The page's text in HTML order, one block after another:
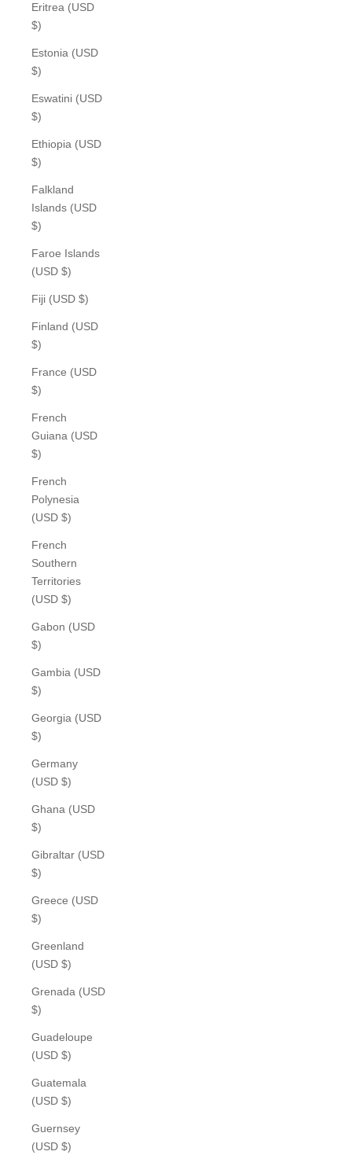
Eritrea (USD
$)
Estonia (USD
$)
Eswatini (USD
$)
Ethiopia (USD
$)
Falkland
Islands (USD
$)
Faroe Islands
(USD $)
Fiji (USD $)
Finland (USD
$)
France (USD
$)
French
Guiana (USD
$)
French
Polynesia
(USD $)
French
Southern
Territories
(USD $)
Gabon (USD
$)
Gambia (USD
$)
Georgia (USD
$)
Germany
(USD $)
Ghana (USD
$)
Gibraltar (USD
$)
Greece (USD
$)
Greenland
(USD $)
Grenada (USD
$)
Guadeloupe
(USD $)
Guatemala
(USD $)
Guernsey
(USD $)